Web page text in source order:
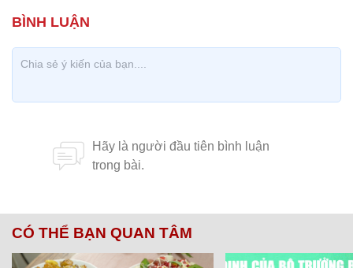
CÓ THỂ BẠN QUAN TÂM